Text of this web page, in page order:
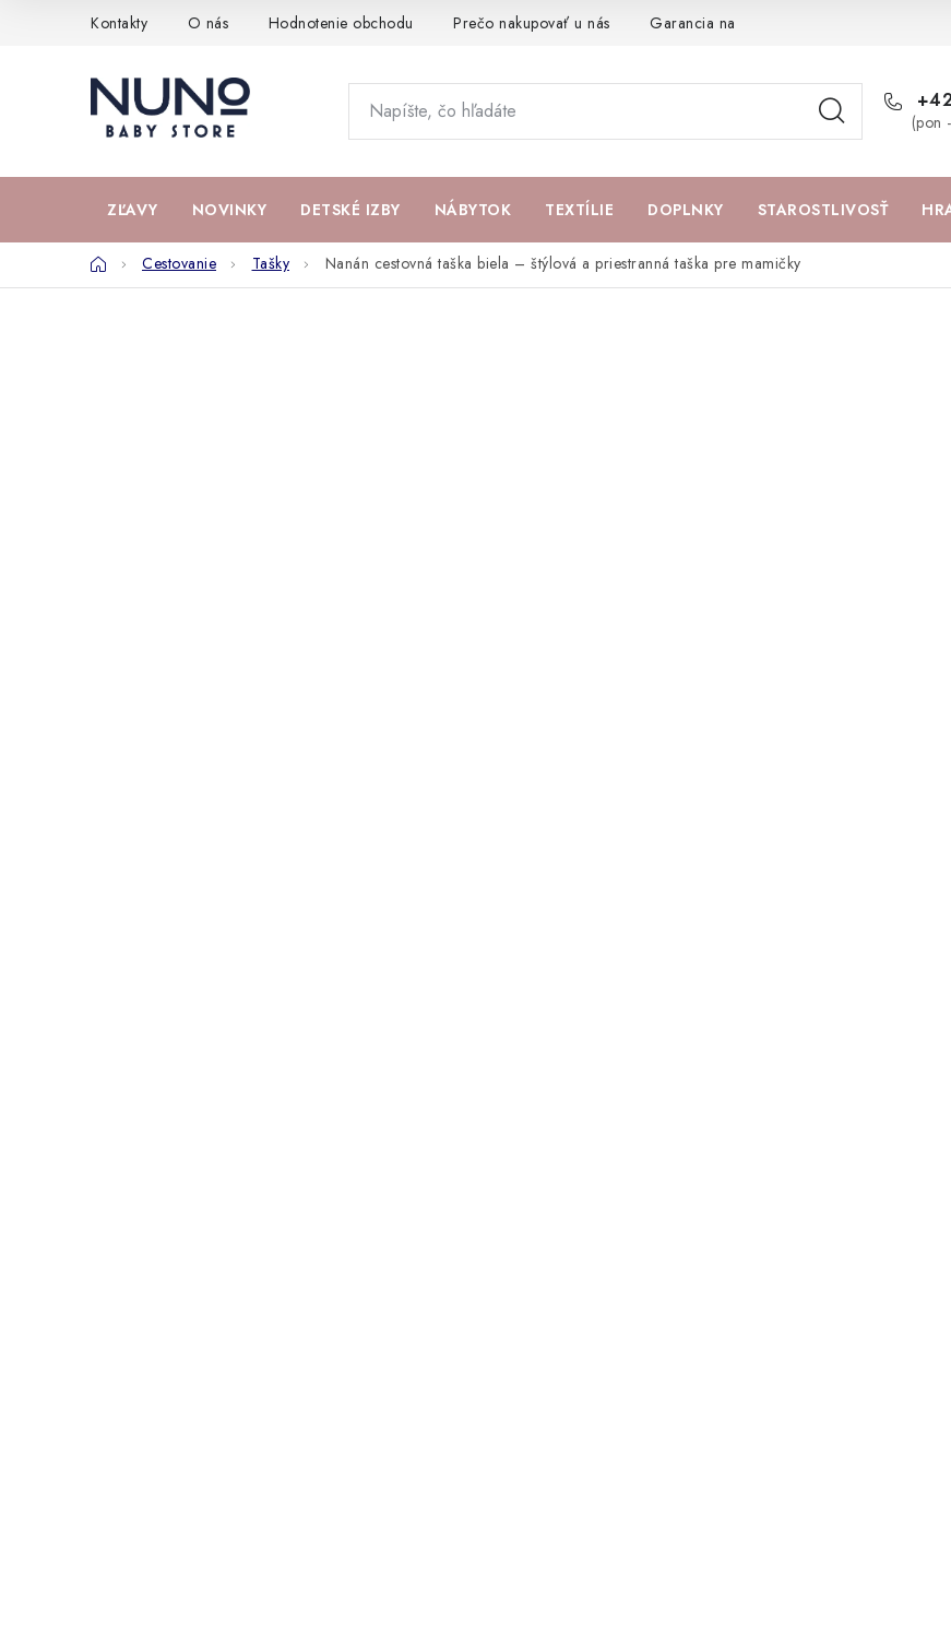
Kontakty O nás Hodnotenie obchodu Prečo nakupovať u nás Garancia najlepšej ceny Darčeková
(pon
ZĽAVY NOVINKY DETSKÉ IZBY NÁBYTOK TEXTÍLIE DOPLNKY STAROSTLIVOSŤ
DomovCestovanie Tašky Nanán cestovná taška biela – štýlová a priestranná taška pre mamičky